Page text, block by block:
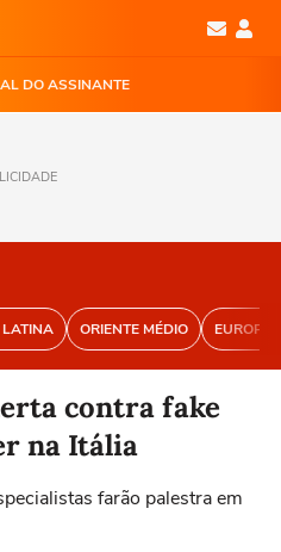
DO ASSINANTE
ORIENTE MÉDIO EUROPA
contra fake
na Itália
farão palestra em